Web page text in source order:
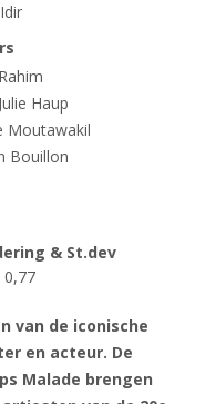
Haup
Moutawakil
Bouillon
& St.dev
van de iconische
en acteur. De
Malade brengen